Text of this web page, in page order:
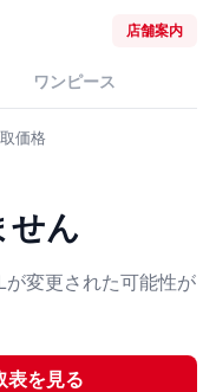
店舗案内
ワンピース
価格
せん
変更された可能性が
表を見る